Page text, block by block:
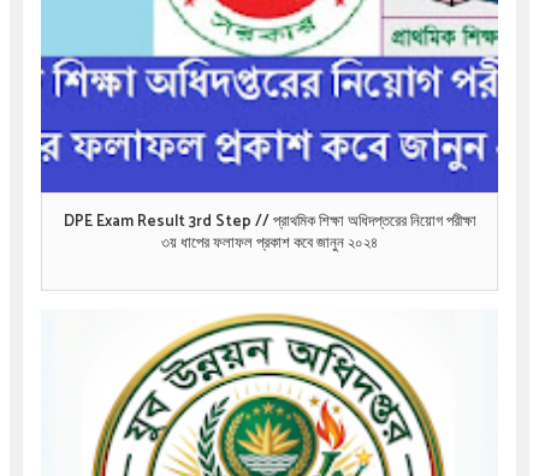
DPE Exam Result 3rd Step // প্রাথমিক শিক্ষা অধিদপ্তরের নিয়োগ পরীক্ষা
৩য় ধাপের ফলাফল প্রকাশ কবে জানুন ২০২৪